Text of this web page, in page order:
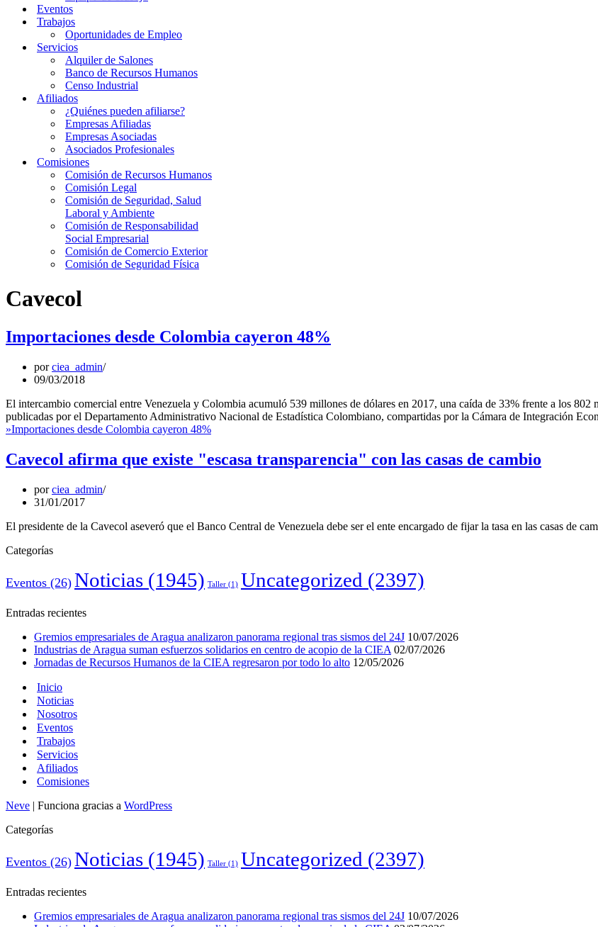
Eventos
Trabajos
Oportunidades de Empleo
Servicios
Alquiler de Salones
Banco de Recursos Humanos
Censo Industrial
Afiliados
¿Quiénes pueden afiliarse?
Empresas Afiliadas
Empresas Asociadas
Asociados Profesionales
Comisiones
Comisión de Recursos Humanos
Comisión Legal
Comisión de Seguridad, Salud
Laboral y Ambiente
Comisión de Responsabilidad
Social Empresarial
Comisión de Comercio Exterior
Comisión de Seguridad Física
Cavecol
Importaciones desde Colombia cayeron 48%
porciea_admin
09/03/2018
El intercambio comercial entre Venezuela y Colombia acumuló 539 millones de dólares en 2017, una caída de 33% frente a los 802
publicadas por el Departamento Administrativo Nacional de Estadística Colombiano, compartidas por la Cámara de Integración
»Importaciones desde Colombia cayeron 48%
Cavecol afirma que existe "escasa transparencia" con las casas de cambio
porciea_admin
31/01/2017
El presidente de la Cavecol aseveró que el Banco Central de Venezuela debe ser el ente encargado de fijar la tasa en las casas de
Categorías
Eventos (26) Noticias (1945) Taller (1) Uncategorized (2397)
Entradas recientes
Gremios empresariales de Aragua analizaron panorama regional tras sismos del 24J 10/07/2026
Industrias de Aragua suman esfuerzos solidarios en centro de acopio de la CIEA 02/07/2026
Jornadas de Recursos Humanos de la CIEA regresaron por todo lo alto 12/05/2026
Inicio
Noticias
Nosotros
Eventos
Trabajos
Servicios
Afiliados
Comisiones
Neve | Funciona gracias a WordPress
Categorías
Eventos (26) Noticias (1945) Taller (1) Uncategorized (2397)
Entradas recientes
Gremios empresariales de Aragua analizaron panorama regional tras sismos del 24J 10/07/2026